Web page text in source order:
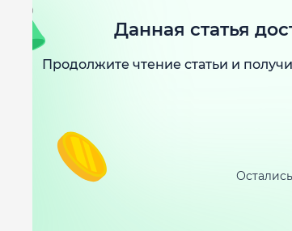
Данная статья
Продолжите чтение статьи и